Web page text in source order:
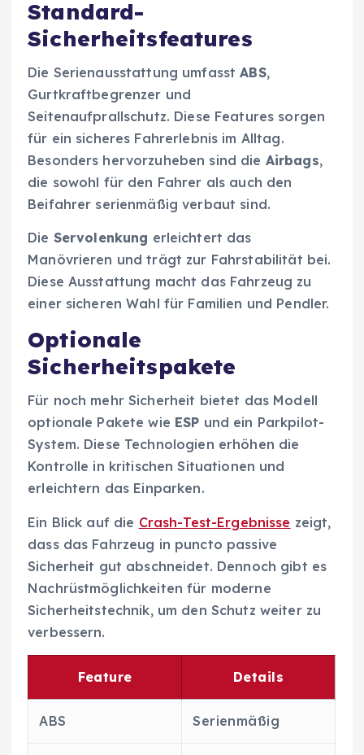
Standard-
Sicherheitsfeatures
Die Serienausstattung umfasstABS,
Gurtkraftbegrenzer und
Seitenaufprallschutz. Diese Features sorgen
für ein sicheres Fahrerlebnis im Alltag.
Besonders hervorzuheben sind die Airbags,
die sowohl für den Fahrer als auch den
Beifahrer serienmäßig verbaut sind.
Die Servolenkung erleichtert das
Manövrieren und trägt zur Fahrstabilität bei.
Diese Ausstattung macht das Fahrzeug zu
einer sicheren Wahl für Familien und Pendler.
Optionale
Sicherheitspakete
Für noch mehr Sicherheit bietet das Modell
optionale Pakete wie ESP und ein Parkpilot-
System. Diese Technologien erhöhen die
Kontrolle in kritischen Situationen und
erleichtern das Einparken.
Ein Blick auf die Crash-Test-Ergebnisse zeigt,
dass das Fahrzeug in puncto passive
Sicherheit gut abschneidet. Dennoch gibt es
Nachrüstmöglichkeiten für moderne
Sicherheitstechnik, um den Schutz weiter zu
verbessern.
Feature Details
ABS Serienmäßig